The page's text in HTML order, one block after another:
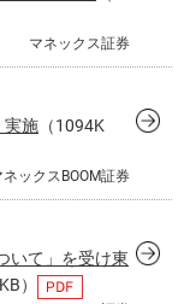
マネックス証券
実施 （1094K
ックスBOOM証券
いて」を受け東
）